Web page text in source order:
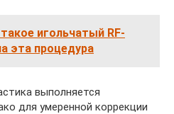
игольчатый RF-
эта процедура
выполняется
для умеренной коррекции